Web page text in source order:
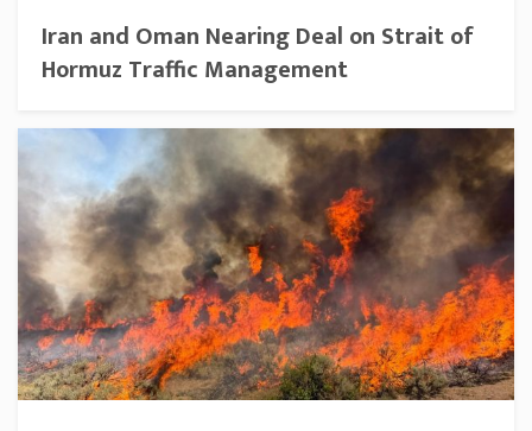
Iran and Oman Nearing Deal on Strait of
Hormuz Traffic Management